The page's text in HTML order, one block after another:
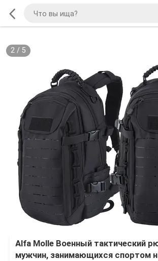
2/ 5
Alfa Molle Военный тактический
мужчин, занимающихся спортом